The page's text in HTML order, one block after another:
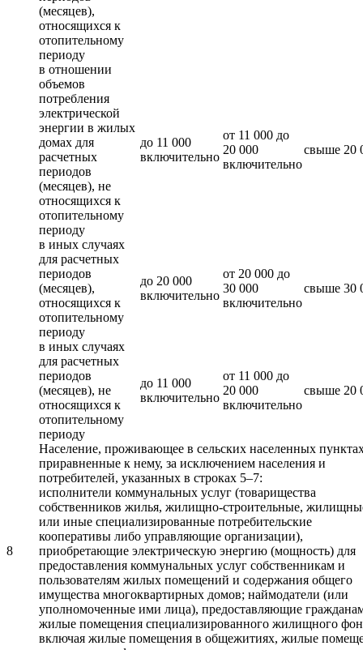
(месяцев),
относящихся к
отопительному
периоду
в отношении
объемов
потребления
электрической
энергии в жилых
домах для
расчетных
периодов
(месяцев), не
относящихся к
отопительному
периоду
до 11 000
включительно
от 11 000 до
20 000
включительно
свыше 20
в иных случаях
для расчетных
периодов
(месяцев),
относящихся к
отопительному
периоду
до 20 000
включительно
от 20 000 до
30 000
включительно
свыше 30
в иных случаях
для расчетных
периодов
(месяцев), не
относящихся к
отопительному
периоду
до 11 000
включительно
от 11 000 до
20 000
включительно
свыше 20
8
Население, проживающее в сельских населенных
приравненные к нему, за исключением населения и
потребителей, указанных в строках 5–7:
исполнители коммунальных услуг (товарищества
собственников жилья, жилищно-строительные,
или иные специализированные потребительские
кооперативы либо управляющие организации),
приобретающие электрическую энергию (мощность) для
предоставления коммунальных услуг собственникам и
пользователям жилых помещений и содержания общего
имущества многоквартирных домов; наймодатели (или
уполномоченные ими лица), предоставляющие
жилые помещения специализированного жилищного
включая жилые помещения в общежитиях, жилые